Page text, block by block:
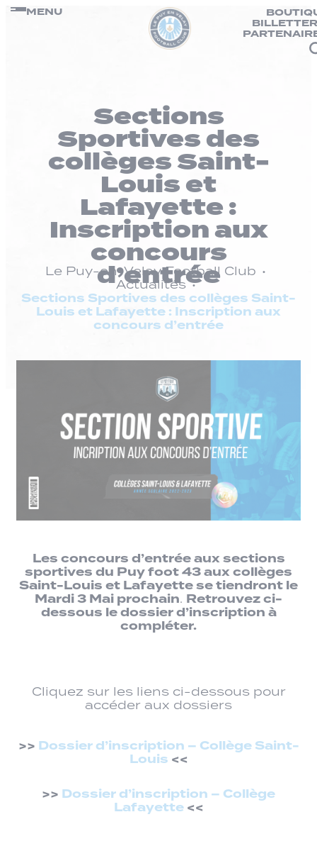
Passer
MENU
Sections
Sportives des
collèges Saint-
Louis et
Lafayette :
Inscription aux
concours
d’entrée
Le Puy-en-Velay Football Club
Actualités
Sections Sportives des collèges Saint-
Louis et Lafayette : Inscription aux
concours d’entrée
Les concours d’entrée aux sections
sportives du Puy foot 43 aux collèges
Saint-Louis et Lafayette se tiendront le
Mardi 3 Mai prochain. Retrouvez ci-
dessous le dossier d’inscription à
compléter.
Cliquez sur les liens ci-dessous pour
accéder aux dossiers
>> Dossier d’inscription – Collège Saint-
Louis <<
>> Dossier d’inscription – Collège
Lafayette<<
Panneau de gestion des cookies